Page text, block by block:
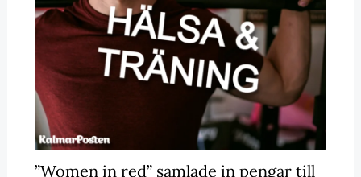
”Women in red” samlade in pengar till